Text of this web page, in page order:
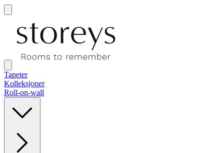
Tapeter
Kolleksjoner
Roll-on-wall